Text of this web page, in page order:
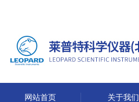
网站首页 关于我们